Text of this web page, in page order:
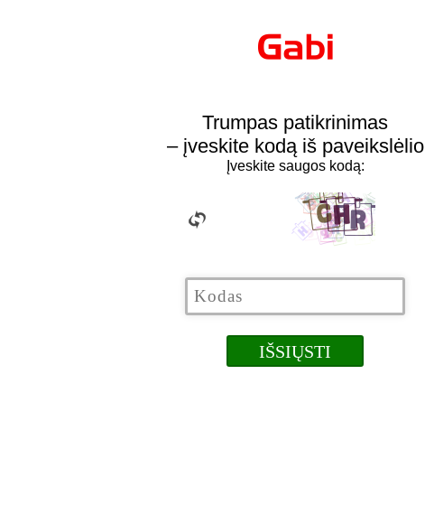
Trumpas patikrinimas
– įveskite kodą iš paveikslėlio
Įveskite saugos kodą: